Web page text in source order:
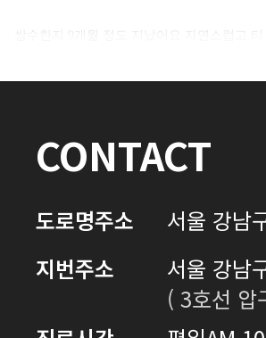
쌍수한지 9개월 정도 지났어요 자연스럽고
CONTACT
도로명주소
서울 강남
지번주소
서울 강남
( 3호선